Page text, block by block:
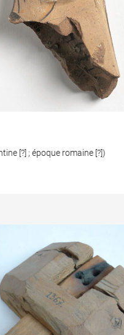
[?] ; époque romaine [?])